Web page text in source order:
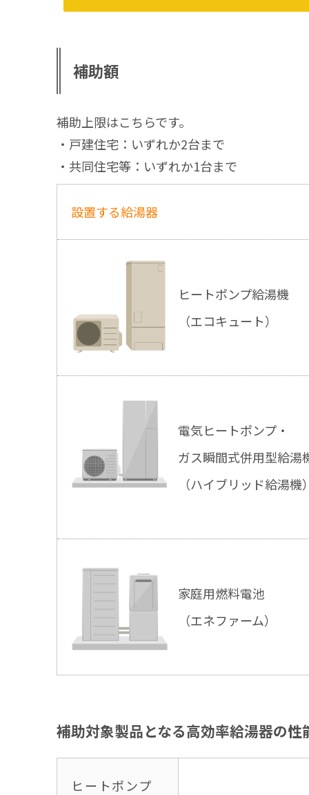
補助額
補助上限はこちらです。
・戸建住宅：いずれか2台まで
・共同住宅等：いずれか1台まで
設置する給湯器
ヒートポンプ給湯機
（エコキュート）
電気ヒートポンプ・
ガス瞬間式併用型給湯
（ハイブリッド給湯機
家庭用燃料電池
（エネファーム）
補助対象製品となる高効率給湯器の性
ヒートポンプ